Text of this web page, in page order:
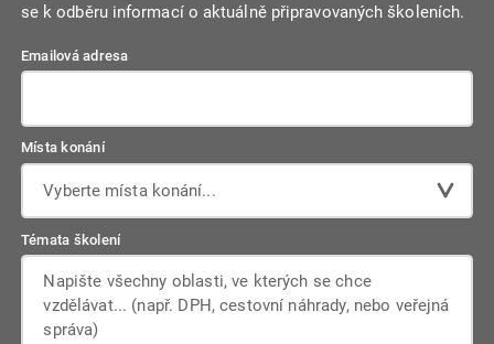
se k odběru informací o aktuálně připravovaných školeních.
Emailová adresa
Místa konání
Vyberte místa konání...
Témata školení